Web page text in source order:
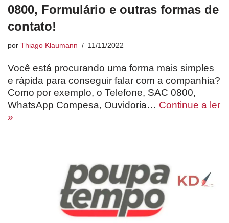
0800, Formulário e outras formas de
contato!
por Thiago Klaumann 11/11/2022
Você está procurando uma forma mais simples
e rápida para conseguir falar com a companhia?
Como por exemplo, o Telefone, SAC 0800,
WhatsApp Compesa, Ouvidoria… Continue a ler
»